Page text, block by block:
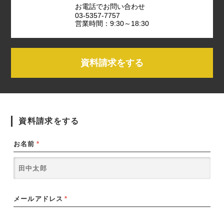
お電話でお問い合わせ
03-5357-7757
営業時間：9:30～18:30
資料請求をする
資料請求をする
お名前 *
メールアドレス *